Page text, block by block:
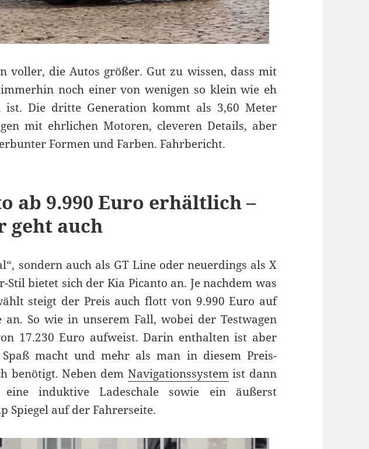
voller, die Autos größer. Gut zu wissen, dass mit
noch einer von wenigen so klein wie eh
ist. Die dritte Generation kommt als 3,60 Meter
mit ehrlichen Motoren, cleveren Details, aber
Formen und Farben. Fahrbericht.
ab 9.990 Euro erhältlich –
geht auch
sondern auch als GT Line oder neuerdings als X
Stil bietet sich der Kia Picanto an. Je nachdem was
steigt der Preis auch flott von 9.990 Euro auf
an. So wie in unserem Fall, wobei der Testwagen
17.230 Euro aufweist. Darin enthalten ist aber
macht und mehr als man in diesem Preis-
benötigt. Neben dem Navigationssystemist dann
eine induktive Ladeschale sowie ein äußerst
Spiegel auf der Fahrerseite.